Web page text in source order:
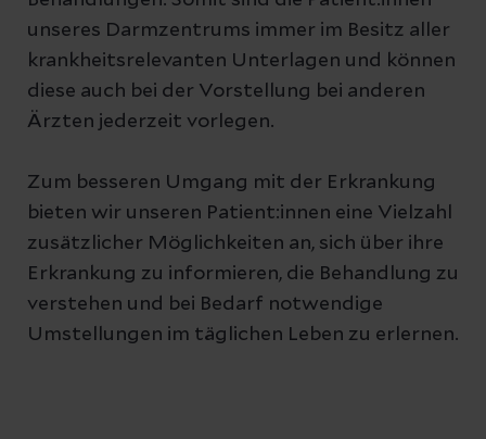
gesteuerte (minimalinvasive)
Gewebeentnahme (Stanzbiopsie und
Mammotome-Biopsie)
Magnetresonanztomographie (MRT)
Knochenszintigraphie, Röntgen
Nuklearmedizinische Markierung des
Wächterlymphknotens
In unserer Befundbesprechung klären wir
dieses Verfahren viele Vorteile und keine
Nachteile bezüglich der vollständigen
Tumorentfernung hat.
Behandlungen in unserem Klinikum aus
einer Hand.
unseres Darmzentrums immer im Besitz aller
krankheitsrelevanten Unterlagen und können
diese auch bei der Vorstellung bei anderen
Ärzten jederzeit vorlegen.
Zum besseren Umgang mit der Erkrankung
bieten wir unseren Patient:innen eine Vielzahl
zusätzlicher Möglichkeiten an, sich über ihre
Erkrankung zu informieren, die Behandlung zu
verstehen und bei Bedarf notwendige
Umstellungen im täglichen Leben zu erlernen.